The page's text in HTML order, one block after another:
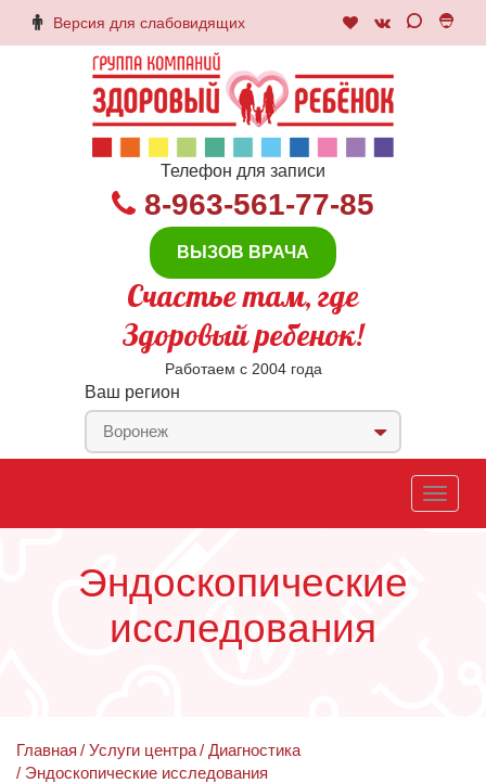
Версия для слабовидящих
Телефон для записи
8-963-561-77-85
ВЫЗОВ ВРАЧА
Счастье там, где
Здоровый ребенок!
Работаем с 2004 года
Ваш регион
Воронеж
Toggle
Эндоскопические
исследования
Главная Услуги центра
Диагностика
Эндоскопические исследования